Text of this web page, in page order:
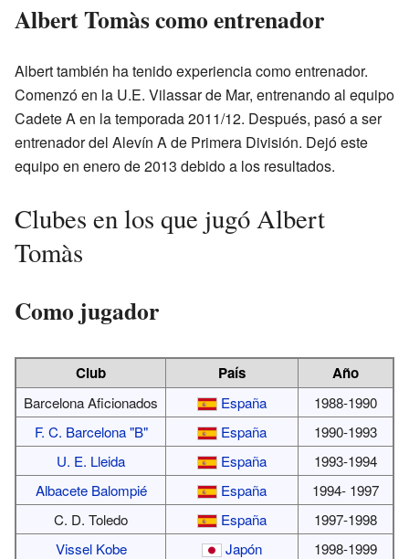
Albert Tomàs como entrenador
Albert también ha tenido experiencia como entrenador.
Comenzó en la U.E. Vilassar de Mar, entrenando al equipo
Cadete A en la temporada 2011/12. Después, pasó a ser
entrenador del Alevín A de Primera División. Dejó este
equipo en enero de 2013 debido a los resultados.
Clubes en los que jugó Albert
Tomàs
Como jugador
Club País Año
Barcelona Aficionados España
1988-1990
F. C. Barcelona "B"
España
1990-1993
U. E. Lleida
España
1993-1994
Albacete Balompié
España
1994- 1997
C. D. Toledo
España
1997-1998
Vissel Kobe
Japón
1998-1999